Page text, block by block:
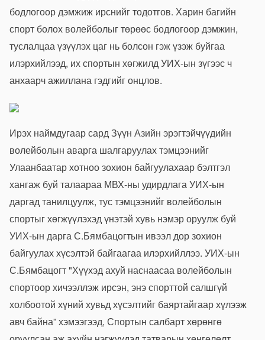
бодлогоор дэмжиж ирснийг тодотгов. Харин багийн
спорт болох волейболыг төрөөс бодлогоор дэмжин,
туслалцаа үзүүлэх цаг нь болсон гэж үзэж буйгаа
илэрхийлээд, их спортын хөгжилд УИХ-ын зүгээс ч
анхаарч ажиллана гэдгийг онцлов.
Ирэх наймдугаар сард Зүүн Азийн эрэгтэйчүүдийн
волейболын аварга шалгаруулах тэмцээнийг
Улаанбаатар хотноо зохион байгуулахаар бэлтгэл
хангаж буй талаараа МВХ-ны удирдлага УИХ-ын
даргад танилцуулж, тус тэмцээнийг волейболын
спортыг хөгжүүлэхэд үнэтэй хувь нэмэр оруулж буй
УИХ-ын дарга С.Бямбацогтын ивээл дор зохион
байгуулах хүсэлтэй байгаагаа илэрхийллээ. УИХ-ын
С.Бямбацогт "Хүүхэд ахуй наснаасаа волейболын
спортоор хичээллэж ирсэн, энэ спорттой салшгүй
холбоотой хүний хувьд хүсэлтийг баяртайгаар хүлээж
авч байна” хэмээгээд, Спортын салбарт хөрөнгө